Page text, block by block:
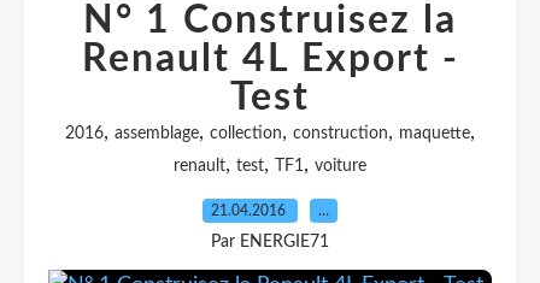
N° 1 Construisez la
Renault 4L Export -
Test
2016, assemblage, collection, construction, maquette,
renault, test, TF1, voiture
21.04.2016 …
Par ENERGIE71